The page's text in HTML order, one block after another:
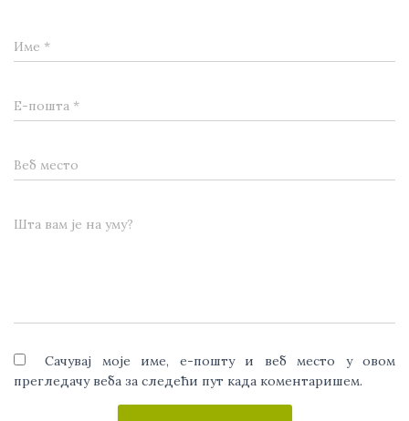
Име *
Е-пошта *
Веб место
Шта вам је на уму?
Сачувај моје име, е-пошту и веб место у овом
прегледачу веба за следећи пут када коментаришем.